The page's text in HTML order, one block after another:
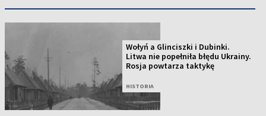
Wołyń a Glinciszki i Dubinki.
Litwa nie popełniła błędu Ukrainy.
Rosja powtarza taktykę
HISTORIA